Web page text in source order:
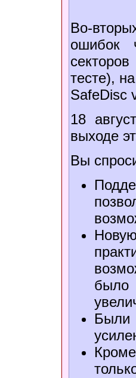
Во-
ошибок
тесте),
SafeDisc
18
выходе
Вы
было
Были